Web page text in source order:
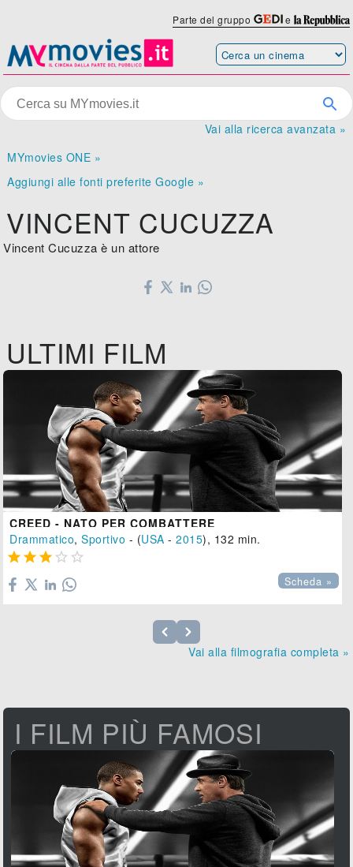
Parte del gruppo e
Vai alla ricerca avanzata »
MYmovies ONE »
Aggiungi alle fonti preferite Google »
VINCENT CUCUZZA
Vincent Cucuzza è un attore
ULTIMI FILM
CREED - NATO PER COMBATTERE
Drammatico,Sportivo - (USA -2015), 132 min.
    
Scheda »
Vai alla filmografia completa »
I FILM PIÙ FAMOSI